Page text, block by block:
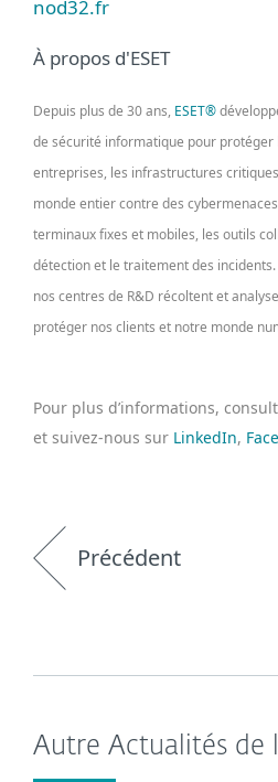
nod32.fr
À propos d'ESET
Depuis plus de 30 ans, ESET®
de sécurité informatique pour
entreprises, les infrastructures
monde entier contre des
terminaux fixes et mobiles, les outils
détection et le traitement des
nos centres de R&D récoltent et
protéger nos clients et notre monde
Pour plus d’informations,
et suivez-nous sur LinkedIn,
Précédent
Autre Actualités de